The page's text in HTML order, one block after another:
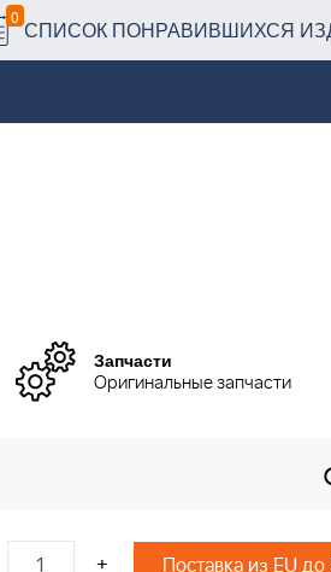
0 СПИСОК ПОНРАВИВШИХСЯ
Запчасти
Оригинальные запчасти
+ Поставка из EU